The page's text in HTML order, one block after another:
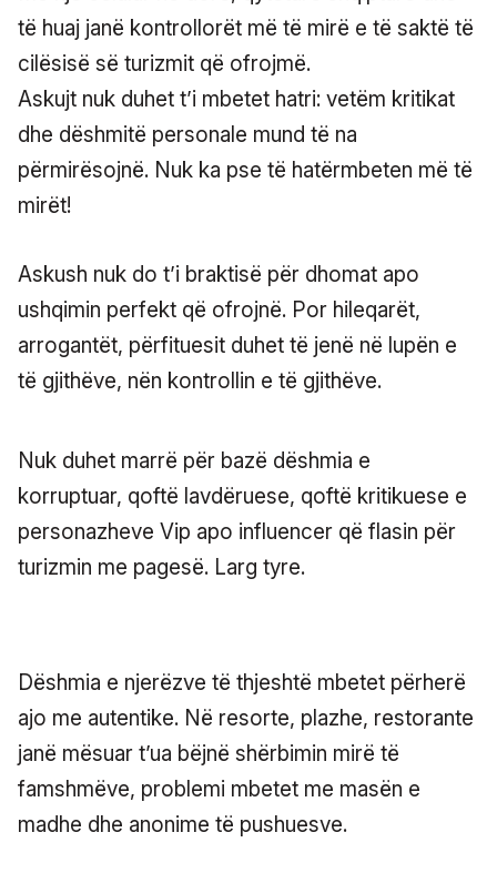
të huaj janë kontrollorët më të mirë e të saktë të
cilësisë së turizmit që ofrojmë.
Askujt nuk duhet t’i mbetet hatri: vetëm kritikat
dhe dëshmitë personale mund të na
përmirësojnë. Nuk ka pse të hatërmbeten më të
mirët!
Askush nuk do t’i braktisë për dhomat apo
ushqimin perfekt që ofrojnë. Por hileqarët,
arrogantët, përfituesit duhet të jenë në lupën e
të gjithëve, nën kontrollin e të gjithëve.
Nuk duhet marrë për bazë dëshmia e
korruptuar, qoftë lavdëruese, qoftë kritikuese e
personazheve Vip apo influencer që flasin për
turizmin me pagesë. Larg tyre.
Dëshmia e njerëzve të thjeshtë mbetet përherë
ajo me autentike. Në resorte, plazhe, restorante
janë mësuar t’ua bëjnë shërbimin mirë të
famshmëve, problemi mbetet me masën e
madhe dhe anonime të pushuesve.